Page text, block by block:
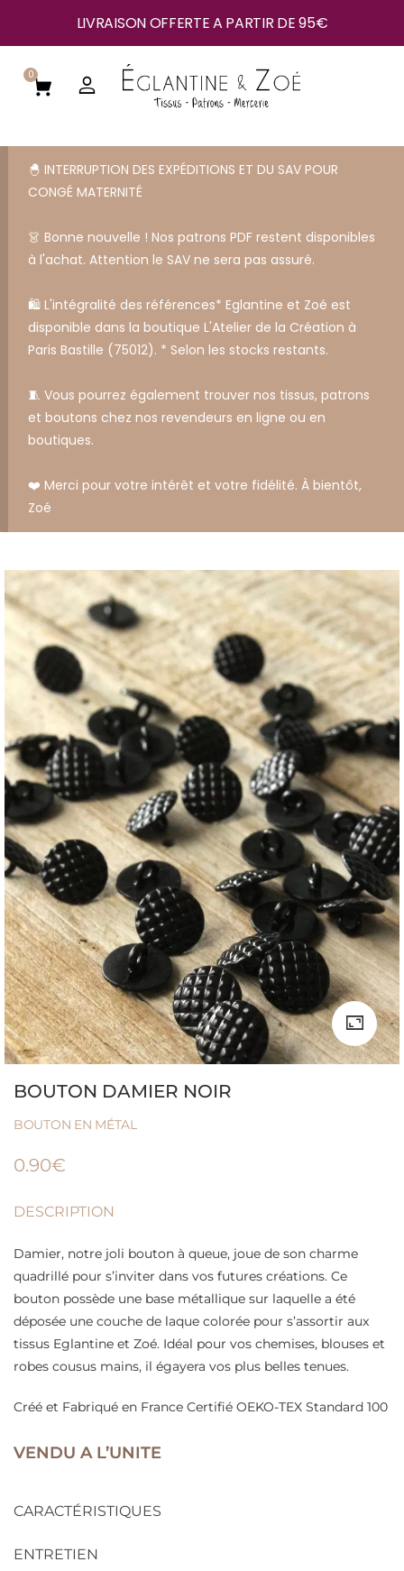
LIVRAISON OFFERTE A PARTIR DE 95€
0
🐣 INTERRUPTION DES EXPÉDITIONS ET DU SAV POUR
CONGÉ MATERNITÉ
👗 Bonne nouvelle ! Nos patrons PDF restent disponibles
à l'achat. Attention le SAV ne sera pas assuré.
🛍️ L'intégralité des références* Eglantine et Zoé est
disponible dans la boutique L'Atelier de la Création à
Paris Bastille (75012). * Selon les stocks restants.
🧵 Vous pourrez également trouver nos tissus, patrons
et boutons chez nos revendeurs en ligne ou en
boutiques.
❤️ Merci pour votre intérêt et votre fidélité. À bientôt,
Zoé
BOUTON DAMIER NOIR
BOUTON EN MÉTAL
0.90€
DESCRIPTION
Damier, notre joli bouton à queue, joue de son charme
quadrillé pour s’inviter dans vos futures créations. Ce
bouton possède une base métallique sur laquelle a été
déposée une couche de laque colorée pour s’assortir aux
tissus Eglantine et Zoé. Idéal pour vos chemises, blouses et
robes cousus mains, il égayera vos plus belles tenues.
Créé et Fabriqué en France Certifié OEKO-TEX Standard 100
VENDU A L’UNITE
CARACTÉRISTIQUES
ENTRETIEN